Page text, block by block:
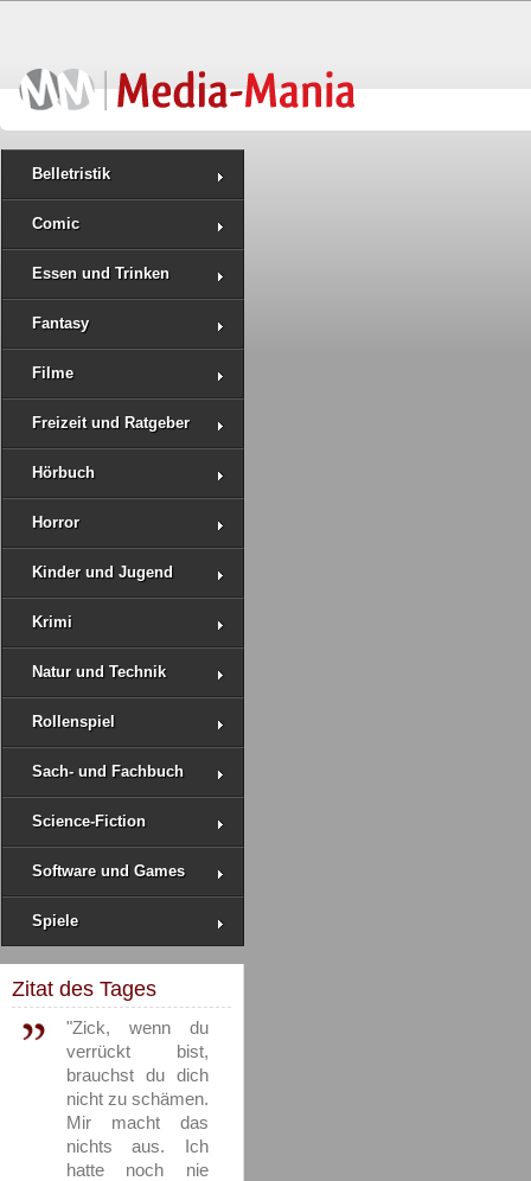
Belletristik
Comic
Essen und Trinken
Fantasy
Filme
Freizeit und Ratgeber
Hörbuch
Horror
Kinder und Jugend
Krimi
Natur und Technik
Rollenspiel
Sach- und Fachbuch
Science-Fiction
Software und Games
Spiele
Zitat des Tages
"Zick, wenn du
verrückt bist,
brauchst du dich
nicht zu schämen.
Mir macht das
nichts aus. Ich
hatte noch nie